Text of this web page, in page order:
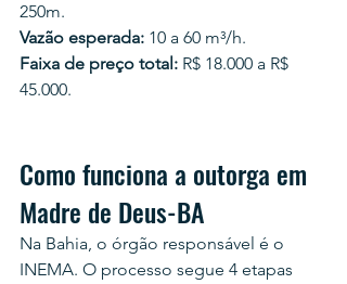
250m.
Vazão esperada: 10 a 60 m³/h.
Faixa de preço total: R$ 18.000 a R$
45.000.
Como funciona a outorga em
Madre de Deus-BA
Na Bahia, o órgão responsável é o
INEMA. O processo segue 4 etapas